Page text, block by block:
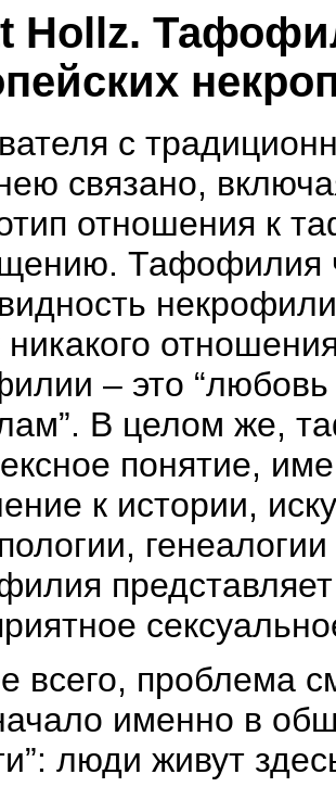
Hollz.
с
связано,
отношения к
Тафофилия
никакого
– это
В целом же,
понятие,
к истории,
всего, проблема
именно в
люди живут